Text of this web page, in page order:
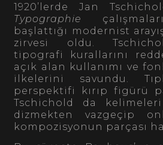
1920’lerde Jan
Typographie
başlattığı modernist
zirvesi oldu.
tipografi kurallarını
açık alan kullanımı ve
ilkelerini savundu.
perspektifi kırıp figürü
Tschichold da
dizmekten vazgeçip
kompozisyonun parçası